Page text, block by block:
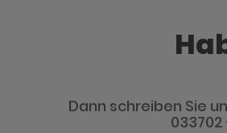
Dann schreiben Sie